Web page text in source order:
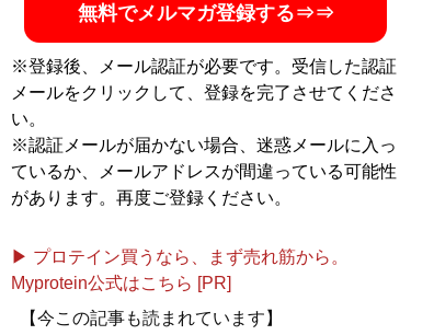
無料でメルマガ登録する⇒⇒
※登録後、メール認証が必要です。受信した認証
メールをクリックして、登録を完了させてくださ
い。
※認証メールが届かない場合、迷惑メールに入っ
ているか、メールアドレスが間違っている可能性
があります。再度ご登録ください。
▶ プロテイン買うなら、まず売れ筋から。
Myprotein公式はこちら [PR]
【今この記事も読まれています】